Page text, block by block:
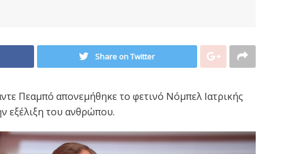
Share on Twitter
Πεαμπό απονεμήθηκε το φετινό Νόμπελ Ιατρικής
εξέλιξη του ανθρώπου.